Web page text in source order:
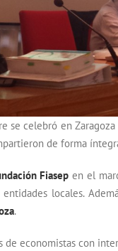
se celebró en
de forma
Fiasep en el
locales.
.
economistas con